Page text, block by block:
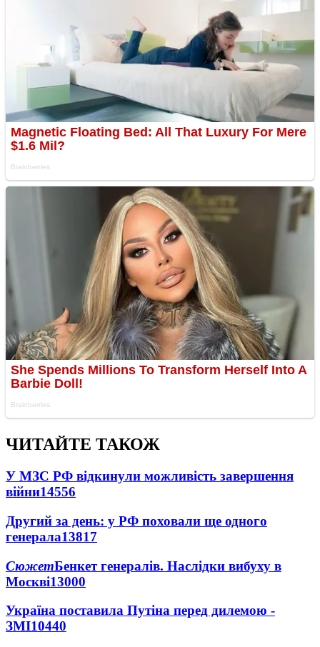
ЧИТАЙТЕ ТАКОЖ
У МЗС РФ відкинули можливість завершення
війни14556
Другий за день: у РФ поховали ще одного
генерала13817
СюжетБенкет генералів. Наслідки вибуху в
Москві13000
Україна поставила Путіна перед дилемою -
ЗМІ10440